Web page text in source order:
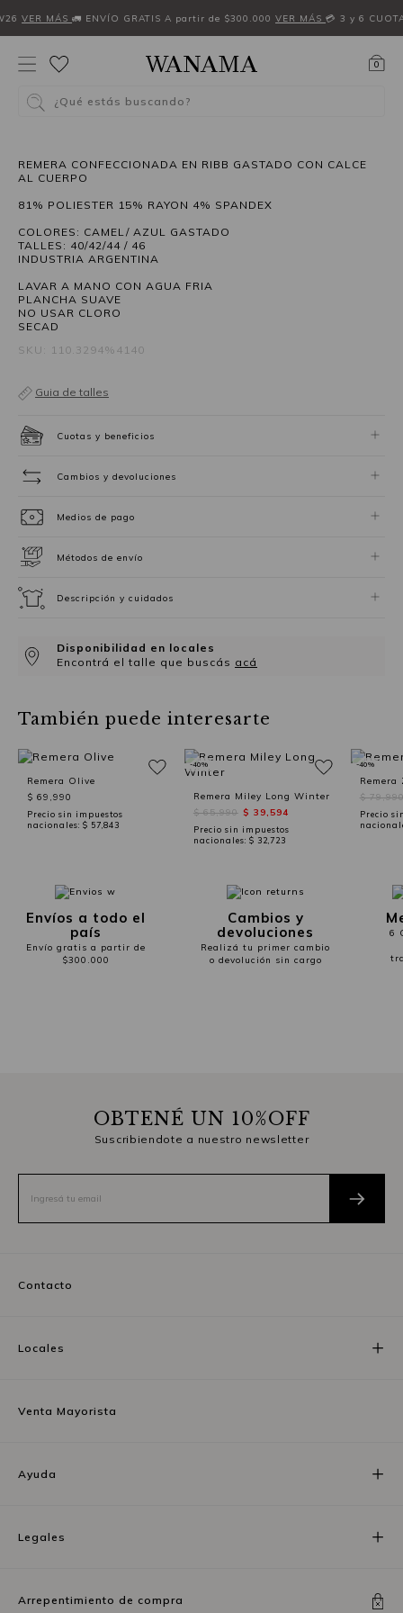
VER MÁS 🚛 ENVÍO GRATIS A partir de $300.000 VER MÁS 💳 3 y 6
0
¿Qué estás buscando?
REMERA CONFECCIONADA EN RIBB GASTADO CON CALCE
AL CUERPO
81% POLIESTER 15% RAYON 4% SPANDEX
COLORES: CAMEL/ AZUL GASTADO
TALLES: 40/42/44 / 46
INDUSTRIA ARGENTINA
LAVAR A MANO CON AGUA FRIA
PLANCHA SUAVE
NO USAR CLORO
SECAD
SKU: 110.3294%4140
Guia de talles
Cuotas y beneficios
Cambios y devoluciones
Medios de pago
Métodos de envío
Descripción y cuidados
Disponibilidad en locales
Encontrá el talle que buscás acá
También puede interesarte
Remera Olive
$ 69,990
Precio sin impuestos
nacionales: $ 57,843
Remera Miley Long Winter
$ 65,990 $ 39,594
Precio sin impuestos
nacionales: $ 32,723
-40%
$
Precio
-40%
Envíos a todo el
país
Envío gratis a partir de
$300.000
Cambios y
devoluciones
Realizá tu primer cambio
o devolución sin cargo
6
OBTENÉ UN 10%OFF
Suscribiendote a nuestro newsletter
Contacto
Locales
Venta Mayorista
Ayuda
Legales
Arrepentimiento de compra